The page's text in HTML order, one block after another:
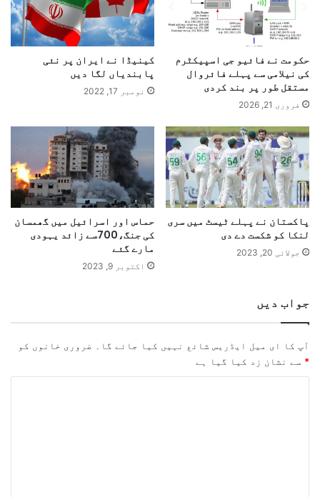
حکومت نے فائیو جی اسپیکٹرم
کی نیلامی سے پہلے فائروال
مستقل طور پر بند کردی
فروری 21, 2026
کینیڈا نے ایران پر نئی
پابندیاں لگا دیں
نومبر 17, 2022
پاکستان نے پہلے ٹیسٹ میں سری
لنکا کو شکست دے دی
جولائی 20, 2023
حماس اور اسرائیل میں گھمسان
کی جنگ،700سے زائد یہودی
مارے گئے
اکتوبر 9, 2023
جواب دیں
آپ کا ای میل ایڈریس شائع نہیں کیا جائے گا۔
ضروری خانوں کو
* سے نشان زد کیا گیا ہے